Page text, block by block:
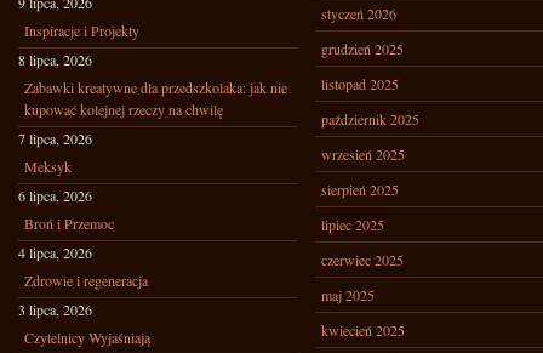
Inspiracje i Projekty
8 lipca, 2026
Zabawki kreatywne dla przedszkolaka: jak nie
kupować kolejnej rzeczy na chwilę
7 lipca, 2026
Meksyk
6 lipca, 2026
Broń i Przemoc
4 lipca, 2026
Zdrowie i regeneracja
3 lipca, 2026
Czytelnicy Wyjaśniają
styczeń 2026
grudzień 2025
listopad 2025
październik 2025
wrzesień 2025
sierpień 2025
lipiec 2025
czerwiec 2025
maj 2025
kwiecień 2025